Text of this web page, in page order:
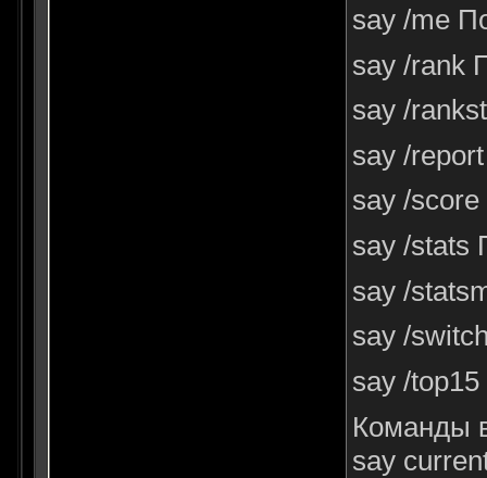
say /me
say /rank
say /
say /
say /score
say /stats
say /
say /
say /
Команды
say